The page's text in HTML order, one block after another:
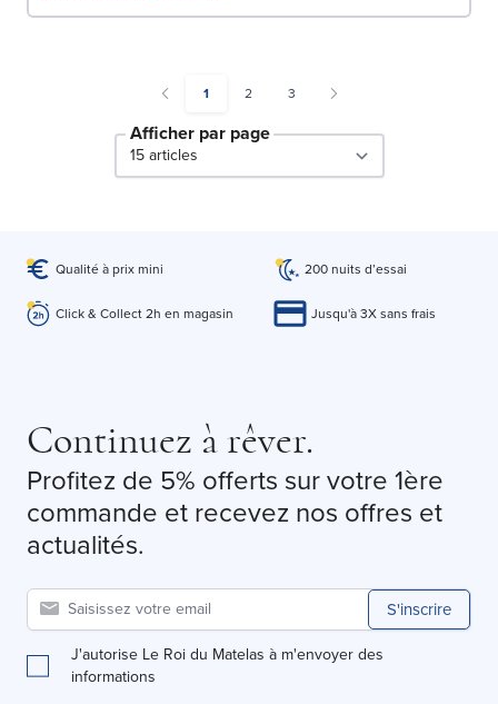
You're currently reading page
1 Page
2 Page
3
Afficher par page
Qualité à prix mini 200 nuits d’essai
Click & Collect 2h en magasin Jusqu'à 3X sans frais
Continuez à rêver.
Profitez de 5% offerts sur votre 1ère
commande et recevez nos offres et
actualités.
S'inscrire
J'autorise Le Roi du Matelas à m'envoyer des
informations